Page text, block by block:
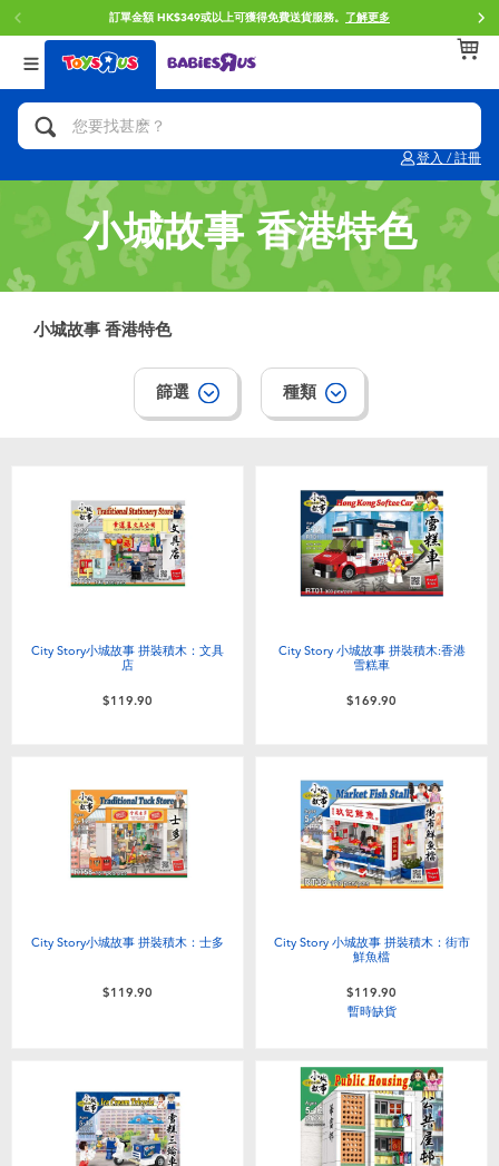
訂單金額 HK$349或以上可獲得免費送貨服務。 了解更多
登入 / 註冊
返回
分類目錄
人氣英雄,角色扮演,射擊玩具
單車,滑板車,騎乘車
拼砌組合及樂高LEGO
玩具車,貨車,火車及遙控系列
手工藝,文具,蠟筆,泥膠,畫板
電子玩具
遊戲及拼圖系列
戶外及運動用品
角色扮演及造型系列
夏日用品
電池
返回
品牌
Brunch Brother 早午餐兄弟
Toy Story反斗奇兵
Spider-Man蜘蛛俠
Mini Brands
Play-Doh培樂多
playpop
LEGO樂高
Fuggler
Globber高樂寶
返回
年齢
0~2歳
3~4歳
5~7歳
8~11歳
12~14歳
小城故事 香港特色
小城故事 香港特色
篩選 種類
City Story小城故事 拼裝積木：文具
店
$119.90
City Story 小城故事 拼裝積木:香港
雪糕車
$169.90
City Story小城故事 拼裝積木：士多
$119.90
City Story 小城故事 拼裝積木：街市
鮮魚檔
$119.90
暫時缺貨